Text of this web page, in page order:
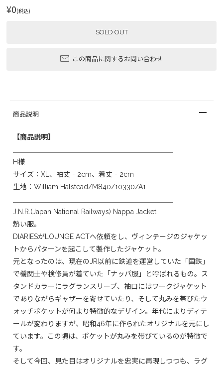
¥0(税込)
SOLD OUT
この商品に関するお問い合わせ
商品説明
【商品説明】
H様
サイズ：XL、袖丈‐2cm、着丈‐2cm
生地：William Halstead/M840/10330/A1
J.N.R.(Japan National Railways) Nappa Jacket
熱い服。
DIARIESがLOUNGE ACTへ依頼をし、ヴィンテージのジャケッ
トからパターンを起こして製作したジャケット。
元となったのは、現在のJR以前に鉄道を運営していた「国鉄」
で機関士や検修員が着ていた「ナッパ服」と呼ばれるもの。ス
タンドカラーにラグランスリーブ、袖口にはワークジャケット
でありながらギャザーを寄せていたり、そして丸みを帯びたウ
ォッチポケットが何より特徴的なデザイン。年代によりディテ
ールが変わりますが、昭和46年に作られたオリジナルを元にし
ています。この頃は、ポケットが丸みを帯びているのが特徴で
す。
そして今回、見た目はオリジナルを忠実に再現しつつも、ラグ